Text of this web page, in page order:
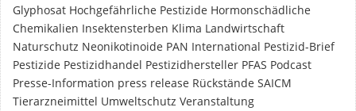
Glyphosat Hochgefährliche Pestizide Hormonschädliche
Chemikalien Insektensterben Klima Landwirtschaft
Naturschutz Neonikotinoide PAN International Pestizid-Brief
Pestizide Pestizidhandel Pestizidhersteller PFAS Podcast
Presse-Information press release Rückstände SAICM
Tierarzneimittel Umweltschutz Veranstaltung